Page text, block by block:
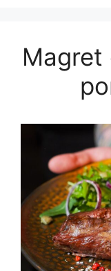
Magret